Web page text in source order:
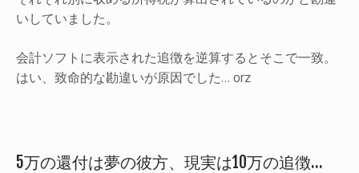
いしていました。
会計ソフトに表示された追徴を逆算するとそこで一致。
はい、致命的な勘違いが原因でした… orz
5万の還付は夢の彼方、現実は10万の追徴…